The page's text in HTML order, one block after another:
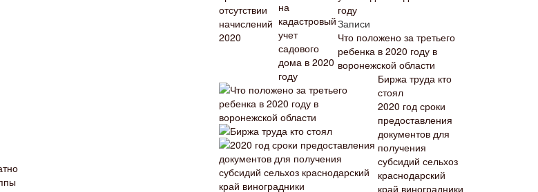
году
Записи
Что положено за третьего
ребенка в 2020 году в
воронежской области
Биржа труда кто
стоял
2020 год сроки
предоставления
документов для
получения
субсидий сельхоз
краснодарский
край виноградники